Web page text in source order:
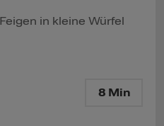
in kleine Würfel
8 Min